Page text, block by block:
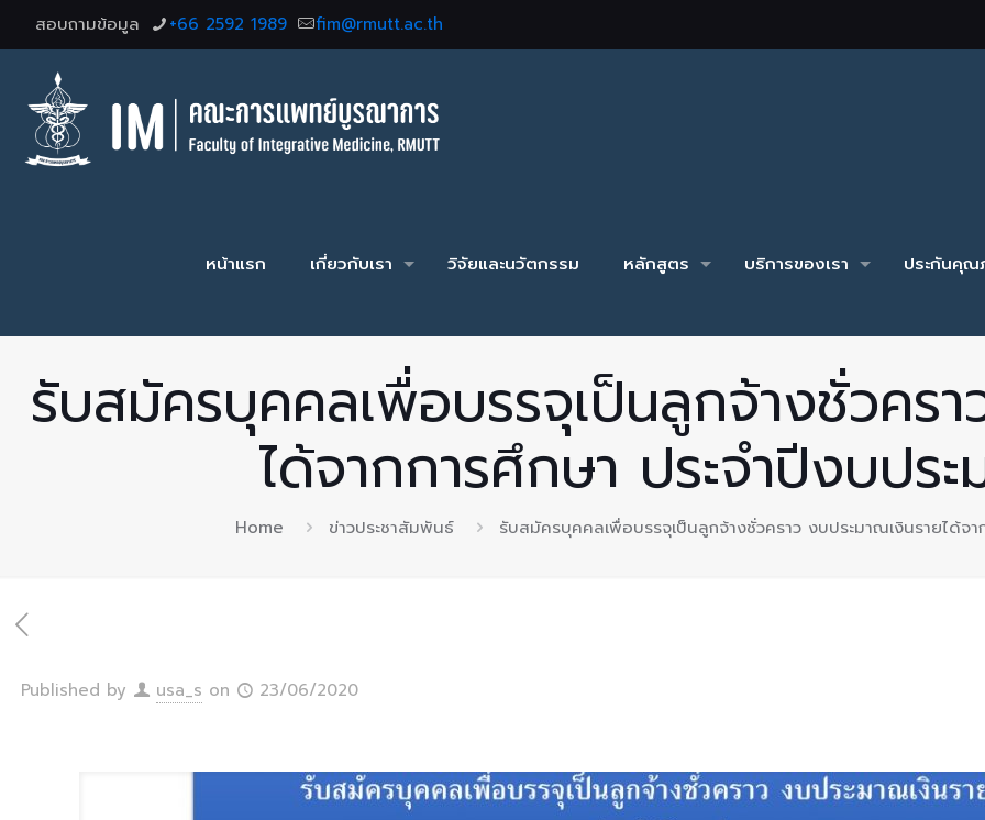
สอบถามข้อมูล +66 2592 1989 fim@rmutt.ac.th
หน้าแรก เกี่ยวกับเรา วิจัยและนวัตกรรม หลักสูตร บริการของเรา ประกันคุณ
รับสมัครบุคคลเพื่อบรรจุเป็นลูกจ้างชั่วคร
ได้จากการศึกษา ประจำปีงบปร
Home ข่าวประชาสัมพันธ์ รับสมัครบุคคลเพื่อบรรจุเป็นลูกจ้างชั่วคราว งบประมาณเงินรายได้จ
Published by usa_s on 23/06/2020